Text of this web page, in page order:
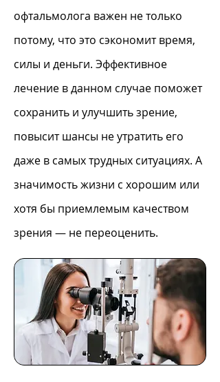
офтальмолога важен не только
потому, что это сэкономит время,
силы и деньги. Эффективное
лечение в данном случае поможет
сохранить и улучшить зрение,
повысит шансы не утратить его
даже в самых трудных ситуациях. А
значимость жизни с хорошим или
хотя бы приемлемым качеством
зрения — не переоценить.